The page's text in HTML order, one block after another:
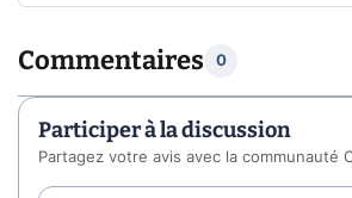
Commentaires 0
Participer à la discussion
Partagez votre avis avec la communauté